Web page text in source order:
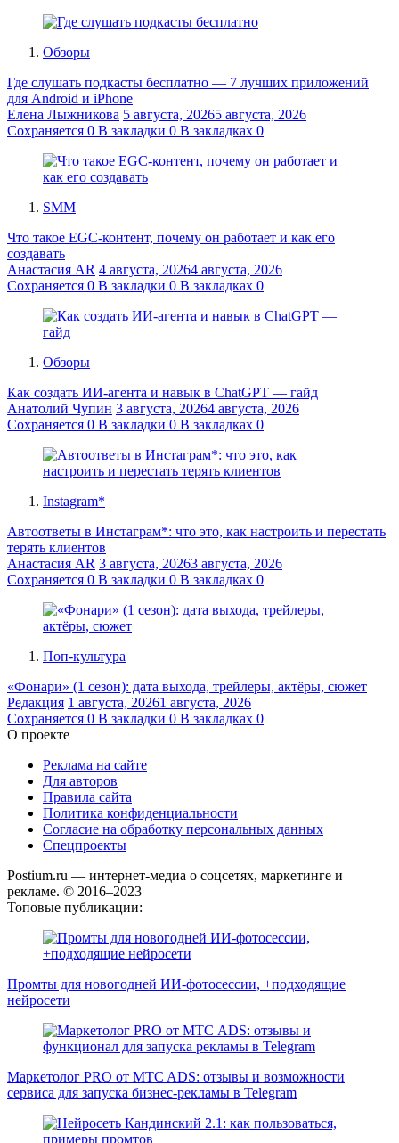
Обзоры
Где слушать подкасты бесплатно — 7 лучших приложений
для Android и iPhone
Елена Лыжникова 5 августа, 20265 августа, 2026
Сохраняется 0 В закладки 0 В закладках 0
SMM
Что такое EGC-контент, почему он работает и как его
создавать
Анастасия AR 4 августа, 20264 августа, 2026
Сохраняется 0 В закладки 0 В закладках 0
Обзоры
Как создать ИИ-агента и навык в ChatGPT — гайд
Анатолий Чупин 3 августа, 20264 августа, 2026
Сохраняется 0 В закладки 0 В закладках 0
Instagram*
Автоответы в Инстаграм*: что это, как настроить и перестать
терять клиентов
Анастасия AR 3 августа, 20263 августа, 2026
Сохраняется 0 В закладки 0 В закладках 0
Поп-культура
«Фонари» (1 сезон): дата выхода, трейлеры, актёры, сюжет
Редакция 1 августа, 20261 августа, 2026
Сохраняется 0 В закладки 0 В закладках 0
О проекте
Реклама на сайте
Для авторов
Правила сайта
Политика конфиденциальности
Согласие на обработку персональных данных
Спецпроекты
Postium.ru — интернет-медиа о соцсетях, маркетинге и
рекламе. © 2016–2023
Топовые публикации:
Промты для новогодней ИИ-фотосессии, +подходящие
нейросети
Маркетолог PRO от MTC ADS: отзывы и возможности
сервиса для запуска бизнес-рекламы в Telegram